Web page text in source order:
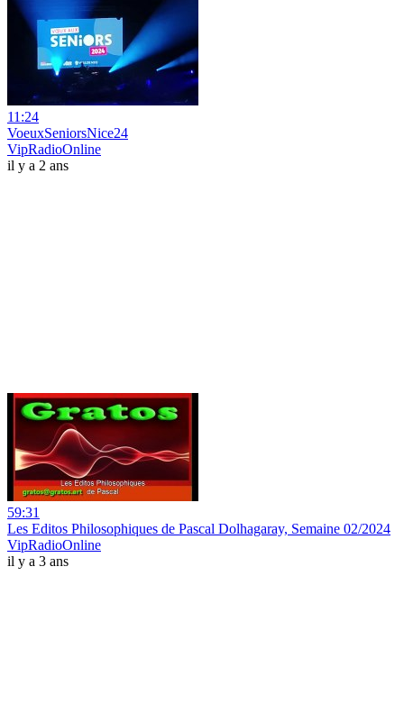
11:24
VoeuxSeniorsNice24
VipRadioOnline
il y a 2 ans
59:31
Les Editos Philosophiques de Pascal Dolhagaray, Semaine 02/2024
VipRadioOnline
il y a 3 ans